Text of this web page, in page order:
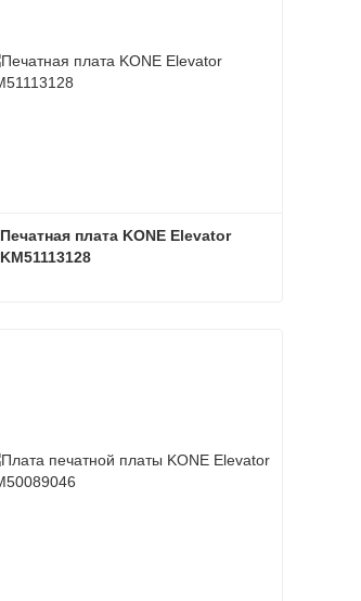
Печатная плата KONE Elevator
KM51113128